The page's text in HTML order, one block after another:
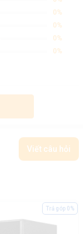
0%
0%
0%
0%
Viết câu hỏi
Trả góp 0%